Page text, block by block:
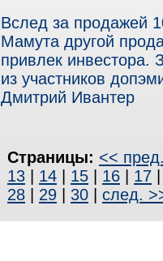
Вслед за продажей
Мамута другой
привлек
из участников
Дмитрий Ивантер
Страницы: <<
13
14 15 16 17
28
29 30 след.